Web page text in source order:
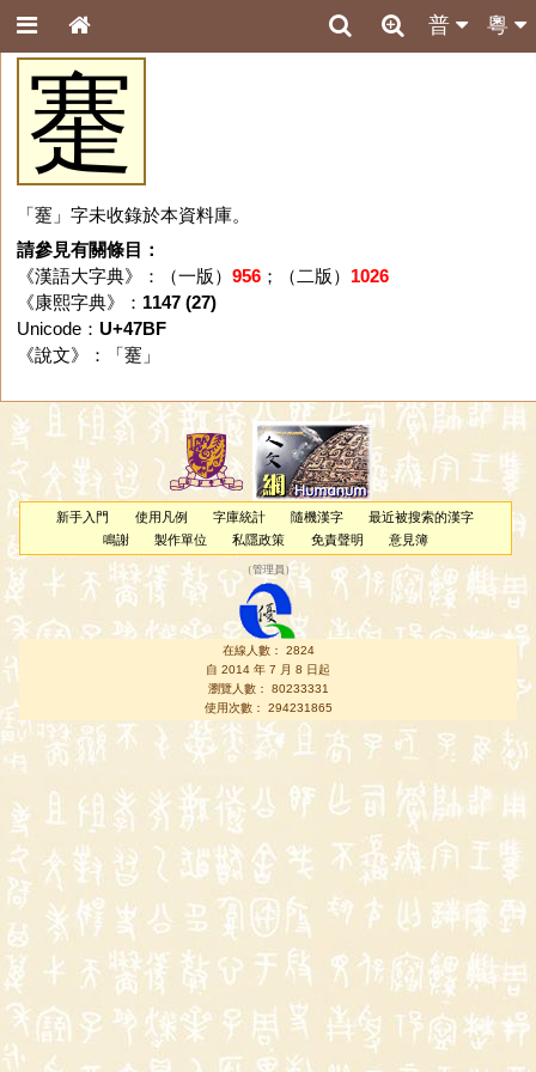
粵
普
䞿
「䞿」字未收錄於本資料庫。
請參見有關條目：
《漢語大字典》：（一版） 956；（二版） 1026
《康熙字典》： 1147 (27)
Unicode： U+47BF
《說文》：「 䞿 」
新手入門 使用凡例 字庫統計 隨機漢字
最近被搜索的漢字
鳴謝
製作單位 私隱政策 免責聲明 意見簿
（管理員 ）
在線人數： 2824
自 2014 年 7 月 8 日起
瀏覽人數： 80233331
使用次數： 294231865